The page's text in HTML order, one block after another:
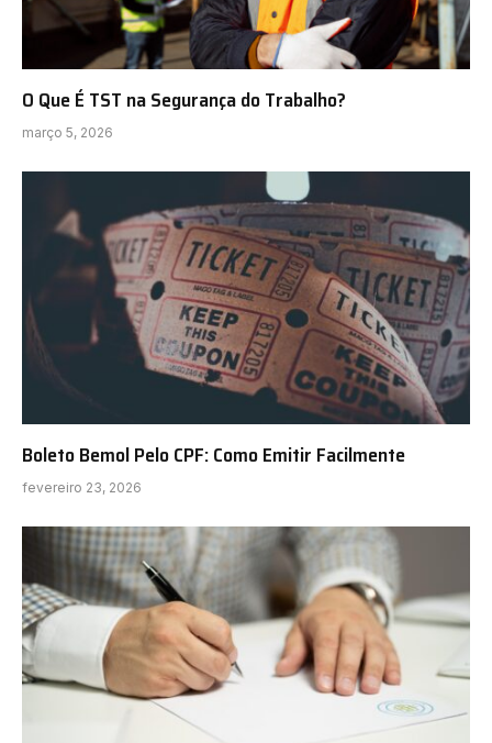
O Que É TST na Segurança do Trabalho?
março 5, 2026
Boleto Bemol Pelo CPF: Como Emitir Facilmente
fevereiro 23, 2026